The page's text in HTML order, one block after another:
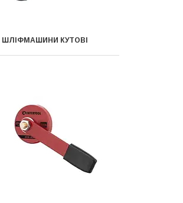
ШЛІФМАШИНИ КУТОВІ